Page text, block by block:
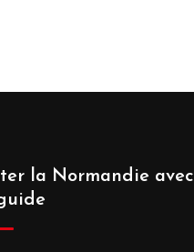
la Normandie avec